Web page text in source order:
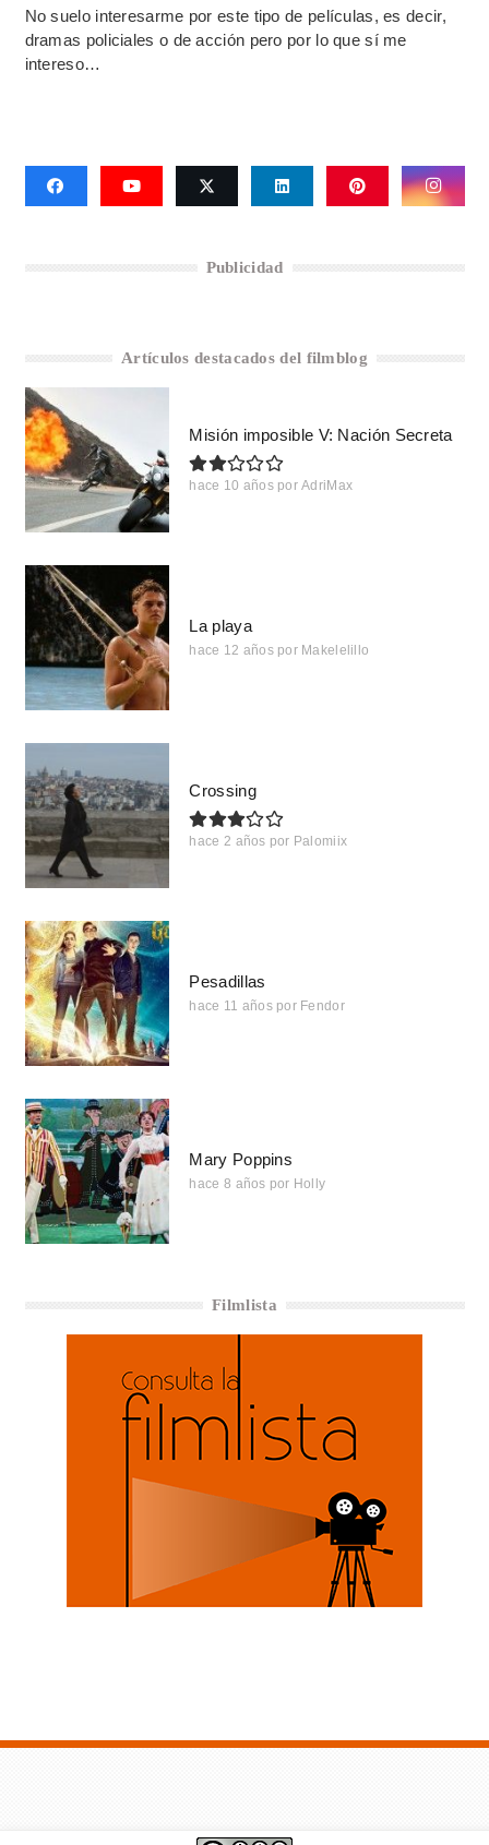
No suelo interesarme por este tipo de películas, es decir,
dramas policiales o de acción pero por lo que sí me
intereso…
Publicidad
Artículos destacados del filmblog
Misión imposible V: Nación Secreta
hace 10 años por AdriMax
La playa
hace 12 años por Makelelillo
Crossing
hace 2 años por Palomiix
Pesadillas
hace 11 años por Fendor
Mary Poppins
hace 8 años por Holly
Filmlista